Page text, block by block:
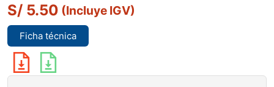
S/ 5.50 (Incluye IGV)
Ficha técnica